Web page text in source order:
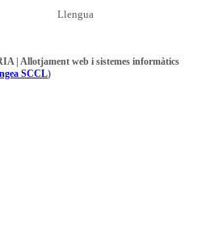
Llengua
| Allotjament web i sistemes informàtics
SCCL)